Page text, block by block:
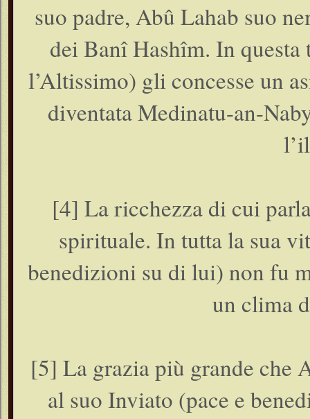
suo padre, Abû Lahab suo
dei Banî Hashîm. In
l’Altissimo) gli concesse un
diventata Medinatu-an-
[4] La ricchezza di cui
spirituale. In tutta la sua
benedizioni su di lui) non fu
un clima
[5] La grazia più grande che
al suo Inviato (pace e